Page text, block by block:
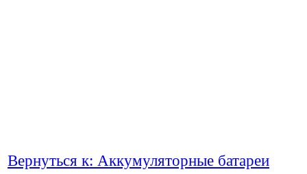
Вернуться к: Аккумуляторные батареи